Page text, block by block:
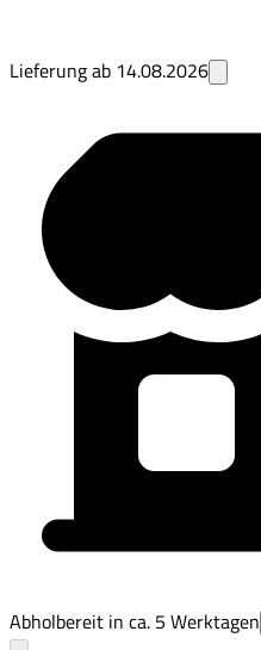
Lieferung ab 14.08.2026
Abholbereit in ca. 5 Werktagen